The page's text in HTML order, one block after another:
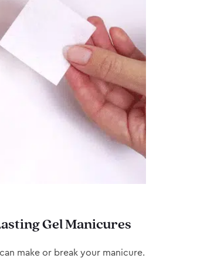
Gel Manicures
make or break your manicure.